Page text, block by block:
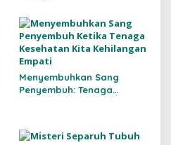
Menyembuhkan Sang
Penyembuh: Tenaga